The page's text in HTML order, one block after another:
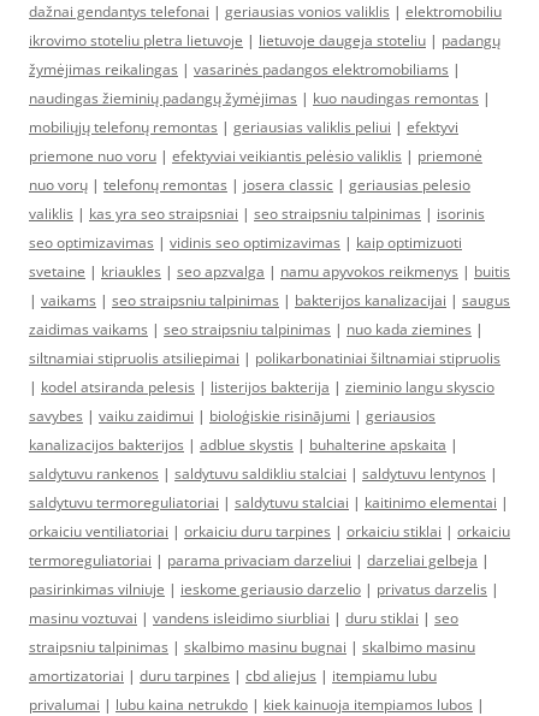
dažnai gendantys telefonai | geriausias vonios valiklis | elektromobiliu
ikrovimo stoteliu pletra lietuvoje | lietuvoje daugeja stoteliu | padangų
žymėjimas reikalingas | vasarinės padangos elektromobiliams |
naudingas žieminių padangų žymėjimas | kuo naudingas remontas |
mobiliųjų telefonų remontas | geriausias valiklis peliui | efektyvi
priemone nuo voru | efektyviai veikiantis pelėsio valiklis | priemonė
nuo vorų | telefonų remontas | josera classic | geriausias pelesio
valiklis | kas yra seo straipsniai | seo straipsniu talpinimas | isorinis
seo optimizavimas | vidinis seo optimizavimas | kaip optimizuoti
svetaine | kriaukles | seo apzvalga | namu apyvokos reikmenys | buitis
| vaikams | seo straipsniu talpinimas | bakterijos kanalizacijai | saugus
zaidimas vaikams | seo straipsniu talpinimas | nuo kada ziemines |
siltnamiai stipruolis atsiliepimai | polikarbonatiniai šiltnamiai stipruolis
| kodel atsiranda pelesis | listerijos bakterija | zieminio langu skyscio
savybes | vaiku zaidimui | bioloģiskie risinājumi | geriausios
kanalizacijos bakterijos | adblue skystis | buhalterine apskaita |
saldytuvu rankenos | saldytuvu saldikliu stalciai | saldytuvu lentynos |
saldytuvu termoreguliatoriai | saldytuvu stalciai | kaitinimo elementai |
orkaiciu ventiliatoriai | orkaiciu duru tarpines | orkaiciu stiklai | orkaiciu
termoreguliatoriai | parama privaciam darzeliui | darzeliai gelbeja |
pasirinkimas vilniuje | ieskome geriausio darzelio | privatus darzelis |
masinu voztuvai | vandens isleidimo siurbliai | duru stiklai | seo
straipsniu talpinimas | skalbimo masinu bugnai | skalbimo masinu
amortizatoriai | duru tarpines | cbd aliejus | itempiamu lubu
privalumai | lubu kaina netrukdo | kiek kainuoja itempiamos lubos |